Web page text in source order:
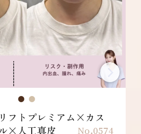
No.0574
フトプレミアム×カス
×人工真皮